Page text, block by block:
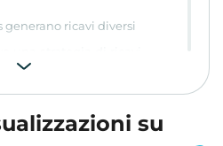
ricavi diversi
disponibili
artificialmente non risolve i
su